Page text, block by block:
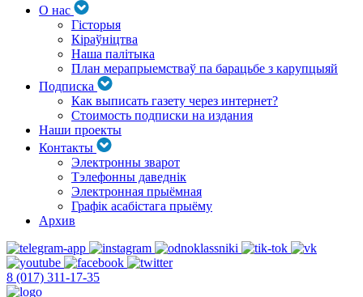
О нас
Гісторыя
Кіраўніцтва
Наша палітыка
План мерапрыемстваў па барацьбе з карупцыяй
Подписка
Как выписать газету через интернет?
Стоимость подписки на издания
Наши проекты
Контакты
Электронны зварот
Тэлефонны даведнік
Электронная прыёмная
Графік асабістага прыёму
Архив
8 (017) 311-17-35